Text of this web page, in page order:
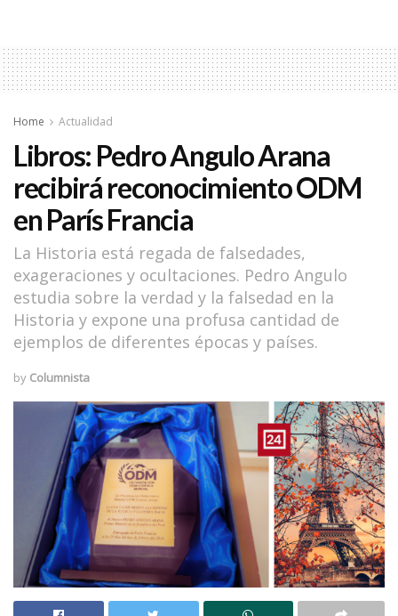
Home Actualidad
Libros: Pedro Angulo Arana
recibirá reconocimiento ODM
en París Francia
La Historia está regada de falsedades,
exageraciones y ocultaciones. Pedro Angulo
estudia sobre la verdad y la falsedad en la
Historia y expone una profusa cantidad de
ejemplos de diferentes épocas y países.
by Columnista